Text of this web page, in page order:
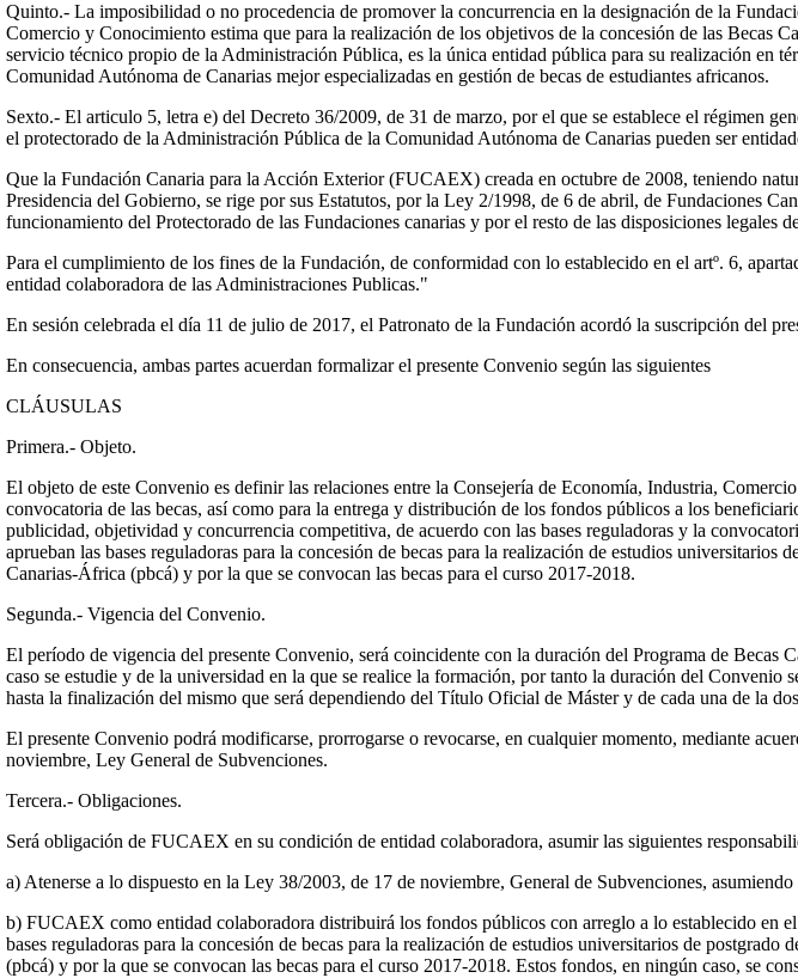
Quinto.- La imposibilidad o no procedencia de promover la concurrencia en la designación de la
Comercio y Conocimiento estima que para la realización de los objetivos de la concesión de las
servicio técnico propio de la Administración Pública, es la única entidad pública para su realización en
Comunidad Autónoma de Canarias mejor especializadas en gestión de becas de estudiantes africanos.
Sexto.- El articulo 5, letra e) del Decreto 36/2009, de 31 de marzo, por el que se establece el régimen
el protectorado de la Administración Pública de la Comunidad Autónoma de Canarias pueden ser
Que la Fundación Canaria para la Acción Exterior (FUCAEX) creada en octubre de 2008, teniendo
Presidencia del Gobierno, se rige por sus Estatutos, por la Ley 2/1998, de 6 de abril, de Fundaciones
funcionamiento del Protectorado de las Fundaciones canarias y por el resto de las disposiciones
Para el cumplimiento de los fines de la Fundación, de conformidad con lo establecido en el artº. 6,
entidad colaboradora de las Administraciones Publicas."
En sesión celebrada el día 11 de julio de 2017, el Patronato de la Fundación acordó la suscripción del
En consecuencia, ambas partes acuerdan formalizar el presente Convenio según las siguientes
CLÁUSULAS
Primera.- Objeto.
El objeto de este Convenio es definir las relaciones entre la Consejería de Economía, Industria,
convocatoria de las becas, así como para la entrega y distribución de los fondos públicos a los
publicidad, objetividad y concurrencia competitiva, de acuerdo con las bases reguladoras y la
aprueban las bases reguladoras para la concesión de becas para la realización de estudios
Canarias-África (pbcá) y por la que se convocan las becas para el curso 2017-2018.
Segunda.- Vigencia del Convenio.
El período de vigencia del presente Convenio, será coincidente con la duración del Programa de
caso se estudie y de la universidad en la que se realice la formación, por tanto la duración del
hasta la finalización del mismo que será dependiendo del Título Oficial de Máster y de cada una de la
El presente Convenio podrá modificarse, prorrogarse o revocarse, en cualquier momento, mediante
noviembre, Ley General de Subvenciones.
Tercera.- Obligaciones.
Será obligación de FUCAEX en su condición de entidad colaboradora, asumir las siguientes
a) Atenerse a lo dispuesto en la Ley 38/2003, de 17 de noviembre, General de Subvenciones,
b) FUCAEX como entidad colaboradora distribuirá los fondos públicos con arreglo a lo establecido en
bases reguladoras para la concesión de becas para la realización de estudios universitarios de
(pbcá) y por la que se convocan las becas para el curso 2017-2018. Estos fondos, en ningún caso, se